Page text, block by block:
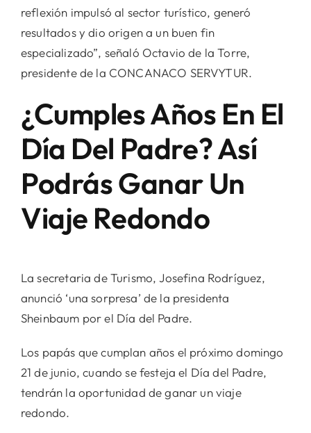
reflexión impulsó al sector turístico, generó
resultados y dio origen a un buen fin
especializado”, señaló Octavio de la Torre,
presidente de la CONCANACO SERVYTUR.
¿Cumples Años En El
Día Del Padre? Así
Podrás Ganar Un
Viaje Redondo
La secretaria de Turismo, Josefina Rodríguez,
anunció ‘una sorpresa’ de la presidenta
Sheinbaum por el Día del Padre.
Los papás que cumplan años el próximo domingo
21 de junio, cuando se festeja el Día del Padre,
tendrán la oportunidad de ganar un viaje
redondo.